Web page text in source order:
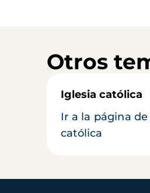
Otros
Iglesia católica
Ir a la página
católica